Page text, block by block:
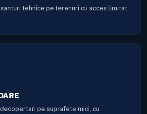
santuri tehnice pe terenuri cu acces limitat.
pe suprafete mici, cu